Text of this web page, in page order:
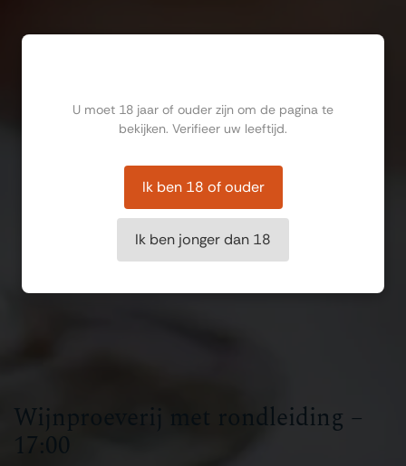
Wijnproeverij met rondleiding –
17:00
U moet 18 jaar of ouder zijn om de pagina te
bekijken. Verifieer uw leeftijd.
Ik ben 18 of ouder
Ik ben jonger dan 18